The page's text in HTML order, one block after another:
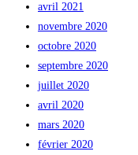
avril 2021
novembre 2020
octobre 2020
septembre 2020
juillet 2020
avril 2020
mars 2020
février 2020